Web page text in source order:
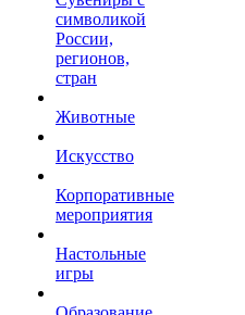
символикой
России,
регионов,
стран
Животные
Искусство
Корпоративные
мероприятия
Настольные
игры